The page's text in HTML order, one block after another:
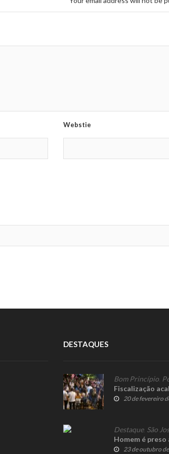
Webstie
DESTAQUES
Bom Princípio
Fiscalização
20 de fevereiro
Destaque, São
Homem é preso
23 de outubro